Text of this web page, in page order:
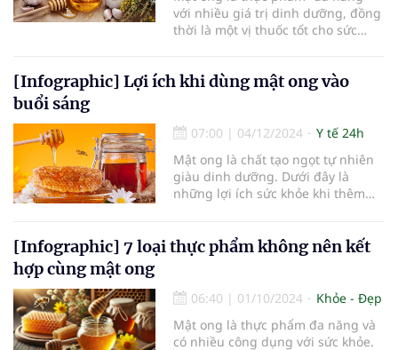
với nhiều giá trị dinh dưỡng, đồng
thời là một vị thuốc tốt cho sức
[Infographic] Lợi ích khi dùng mật ong vào
buổi sáng
07:00 | 04/12/2024
Y tế 24h
Mật ong là chất tạo ngọt tự nhiên
giàu dinh dưỡng. Dưới đây là
những lợi ích sức khỏe khi thêm
lạnh.
[Infographic] 7 loại thực phẩm không nên kết
hợp cùng mật ong
06:40 | 01/10/2024
Khỏe - Đẹp
Mật ong là thực phẩm đa năng và
có nhiều công dụng với sức khỏe.